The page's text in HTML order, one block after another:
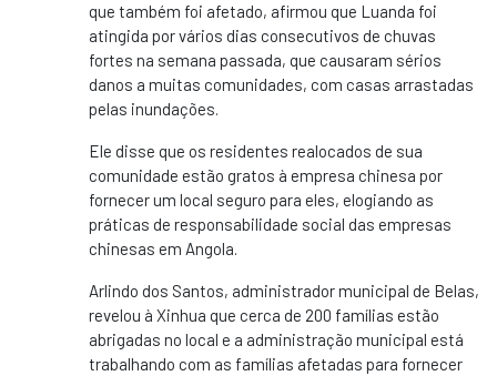
que também foi afetado, afirmou que Luanda foi
atingida por vários dias consecutivos de chuvas
fortes na semana passada, que causaram sérios
danos a muitas comunidades, com casas arrastadas
pelas inundações.
Ele disse que os residentes realocados de sua
comunidade estão gratos à empresa chinesa por
fornecer um local seguro para eles, elogiando as
práticas de responsabilidade social das empresas
chinesas em Angola.
Arlindo dos Santos, administrador municipal de Belas,
revelou à Xinhua que cerca de 200 famílias estão
abrigadas no local e a administração municipal está
trabalhando com as famílias afetadas para fornecer